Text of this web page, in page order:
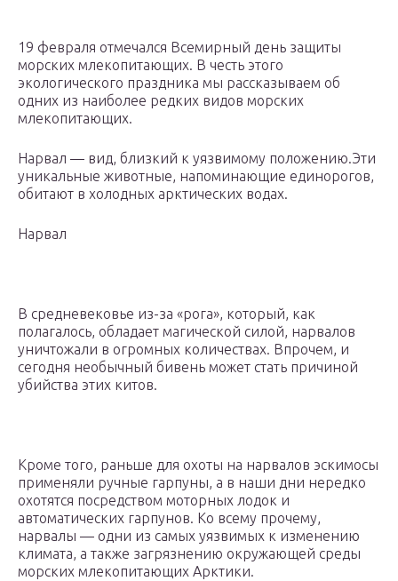
19 февраля отмечался Всемирный день защиты
морских млекопитающих. В честь этого
экологического праздника мы рассказываем об
одних из наиболее редких видов морских
млекопитающих.
Нарвал — вид, близкий к уязвимому положению.Эти
уникальные животные, напоминающие единорогов,
обитают в холодных арктических водах.
Нарвал
В средневековье из-за «рога», который, как
полагалось, обладает магической силой, нарвалов
уничтожали в огромных количествах. Впрочем, и
сегодня необычный бивень может стать причиной
убийства этих китов.
Кроме того, раньше для охоты на нарвалов эскимосы
применяли ручные гарпуны, а в наши дни нередко
охотятся посредством моторных лодок и
автоматических гарпунов. Ко всему прочему,
нарвалы — одни из самых уязвимых к изменению
климата, а также загрязнению окружающей среды
морских млекопитающих Арктики.